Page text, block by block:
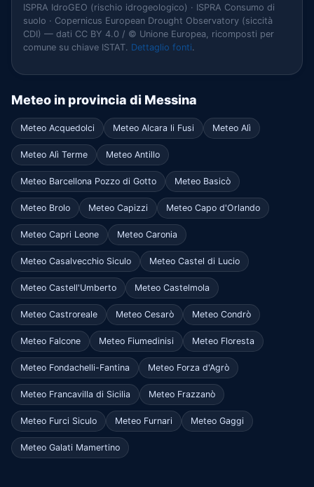
ISPRA IdroGEO (rischio idrogeologico) · ISPRA Consumo di
suolo · Copernicus European Drought Observatory (siccità
CDI) — dati CC BY 4.0 / © Unione Europea, ricomposti per
comune su chiave ISTAT. Dettaglio fonti.
Meteo in provincia di Messina
Meteo Acquedolci Meteo Alcara li Fusi Meteo Alì
Meteo Alì Terme Meteo Antillo
Meteo Barcellona Pozzo di Gotto Meteo Basicò
Meteo Brolo Meteo Capizzi Meteo Capo d'Orlando
Meteo Capri Leone Meteo Caronia
Meteo Casalvecchio Siculo Meteo Castel di Lucio
Meteo Castell'Umberto Meteo Castelmola
Meteo Castroreale Meteo Cesarò Meteo Condrò
Meteo Falcone Meteo Fiumedinisi Meteo Floresta
Meteo Fondachelli-Fantina Meteo Forza d'Agrò
Meteo Francavilla di Sicilia Meteo Frazzanò
Meteo Furci Siculo Meteo Furnari Meteo Gaggi
Meteo Galati Mamertino